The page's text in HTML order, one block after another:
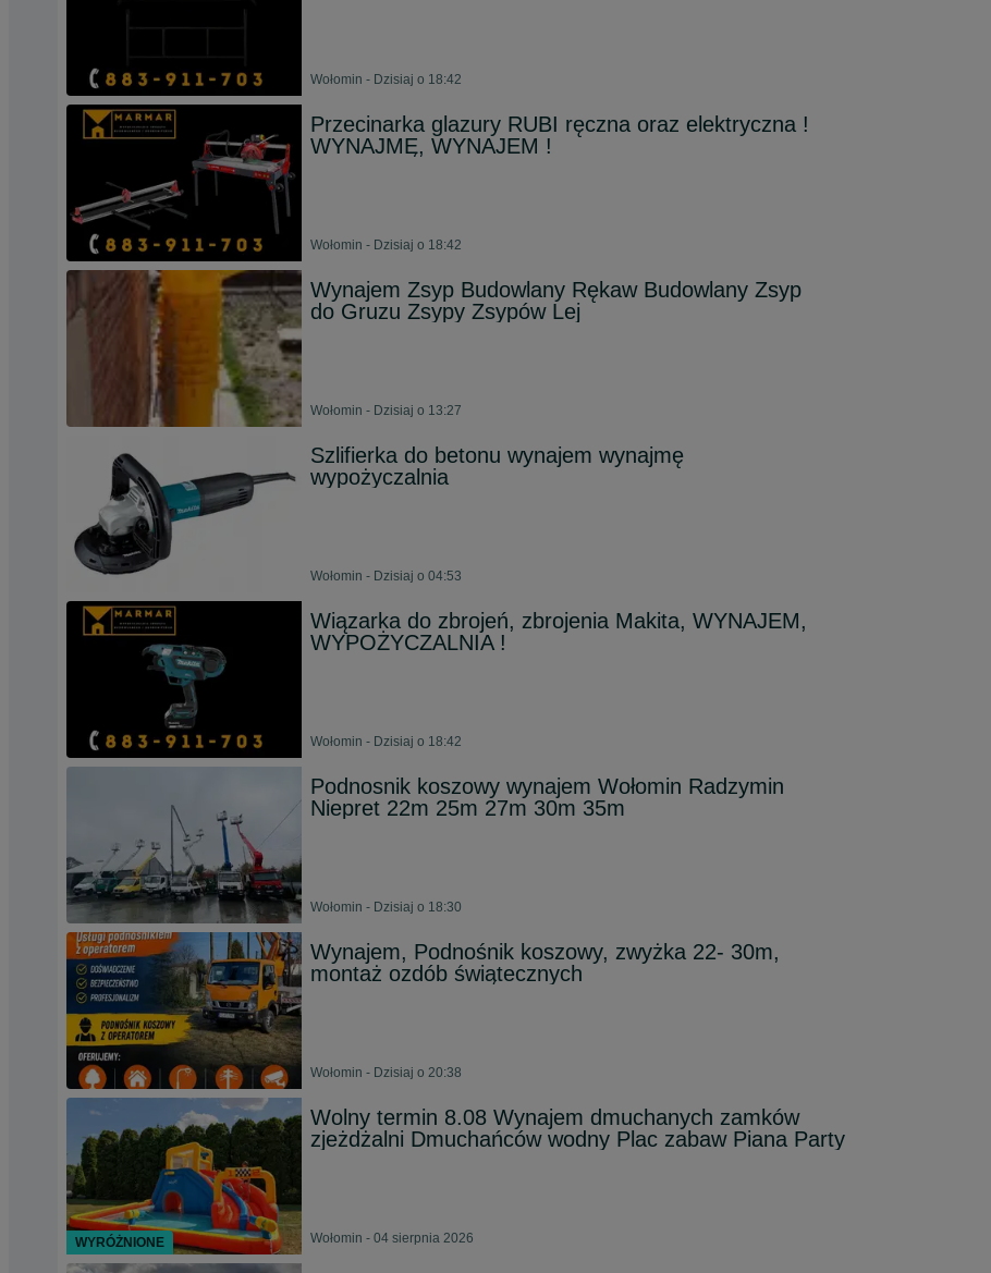
Wołomin - Dzisiaj o 18:42
Przecinarka glazury RUBI ręczna oraz elektryczna !
WYNAJMĘ, WYNAJEM !
Wołomin - Dzisiaj o 18:42
Wynajem Zsyp Budowlany Rękaw Budowlany Zsyp
do Gruzu Zsypy Zsypów Lej
Wołomin - Dzisiaj o 13:27
Szlifierka do betonu wynajem wynajmę
wypożyczalnia
Wołomin - Dzisiaj o 04:53
Wiązarka do zbrojeń, zbrojenia Makita, WYNAJEM,
WYPOŻYCZALNIA !
Wołomin - Dzisiaj o 18:42
Podnosnik koszowy wynajem Wołomin Radzymin
Niepret 22m 25m 27m 30m 35m
Wołomin - Dzisiaj o 18:30
Wynajem, Podnośnik koszowy, zwyżka 22- 30m,
montaż ozdób świątecznych
Wołomin - Dzisiaj o 20:38
Wolny termin 8.08 Wynajem dmuchanych zamków
zjeżdżalni Dmuchańców wodny Plac zabaw Piana Party
Wołomin - 04 sierpnia 2026
WYRÓŻNIONE